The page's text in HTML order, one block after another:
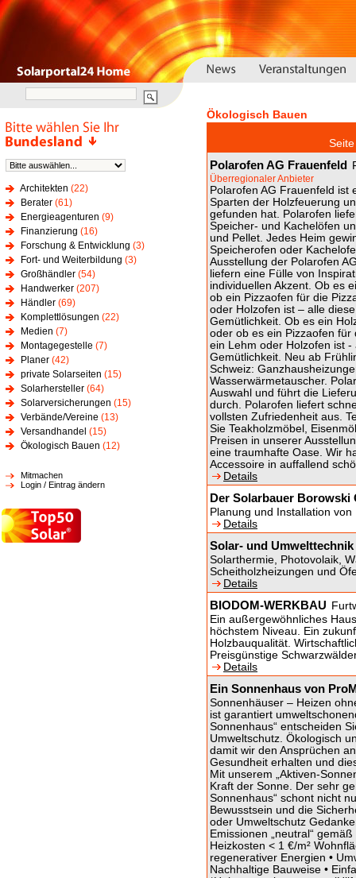
Architekten (22)
Berater (61)
Energieagenturen (9)
Finanzierung (16)
Forschung & Entwicklung (3)
Fort- und Weiterbildung (3)
Großhändler (54)
Handwerker (207)
Händler (69)
Komplettlösungen (22)
Medien (7)
Montagegestelle (7)
Planer (42)
private Solarseiten (15)
Solarhersteller (64)
Solarversicherungen (15)
Verbände/Vereine (13)
Versandhandel (15)
Ökologisch Bauen (12)
Mitmachen
Login / Eintrag ändern
Ökologisch Bauen
Polarofen AG Frauenfeld
Überregionaler Anbieter
Polarofen AG Frauenfeld ist
Sparten der Holzfeuerung
gefunden hat. Polarofen
Speicher- und Kachelöfen
und Pellet. Jedes Heim
Speicherofen oder
Ausstellung der Polarofen
liefern eine Fülle von
individuellen Akzent. Ob es
ob ein Pizzaofen für die
oder Holzofen ist – alle
Gemütlichkeit. Ob es ein
oder ob es ein Pizzaofen für
ein Lehm oder Holzofen ist
Gemütlichkeit. Neu ab
Schweiz:
Wasserwärmetauscher.
Auswahl und führt die
durch. Polarofen liefert
vollsten Zufriedenheit aus.
Sie Teakholzmöbel,
Preisen in unserer
eine traumhafte Oase. Wir
Accessoire in auffallend
Details
Der Solarbauer Borowski
Planung und Installation
Details
Solar- und
Solarthermie, Photovolaik,
Scheitholzheizungen und
Details
BIODOM-WERKBAU
Ein außergewöhnliches
höchstem Niveau. Ein
Holzbauqualität.
Preisgünstige
Details
Ein Sonnenhaus von
Sonnenhäuser – Heizen
ist garantiert
Sonnenhaus“ entscheiden
Umweltschutz. Ökologisch
damit wir den Ansprüchen
Gesundheit erhalten und
Mit unserem „Aktiven-
Kraft der Sonne. Der sehr
Sonnenhaus“ schont nicht
Bewusstsein und die
oder Umweltschutz
Emissionen „neutral“
Heizkosten < 1 €/m²
regenerativer Energien •
Nachhaltige Bauweise •